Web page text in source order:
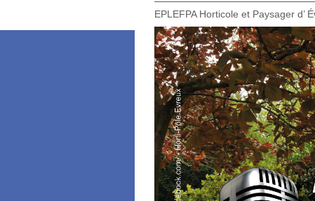
EPLEFPA Horticole et Paysager d’